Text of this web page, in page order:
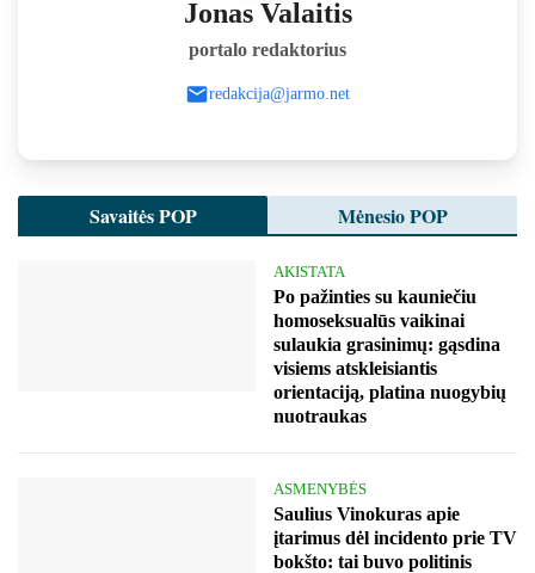
Jonas Valaitis
portalo redaktorius
redakcija@jarmo.net
Savaitės POP Mėnesio POP
AKISTATA
Po pažinties su kauniečiu
homoseksualūs vaikinai
sulaukia grasinimų: gąsdina
visiems atskleisiantis
orientaciją, platina nuogybių
nuotraukas
ASMENYBĖS
Saulius Vinokuras apie
įtarimus dėl incidento prie TV
bokšto: tai buvo politinis